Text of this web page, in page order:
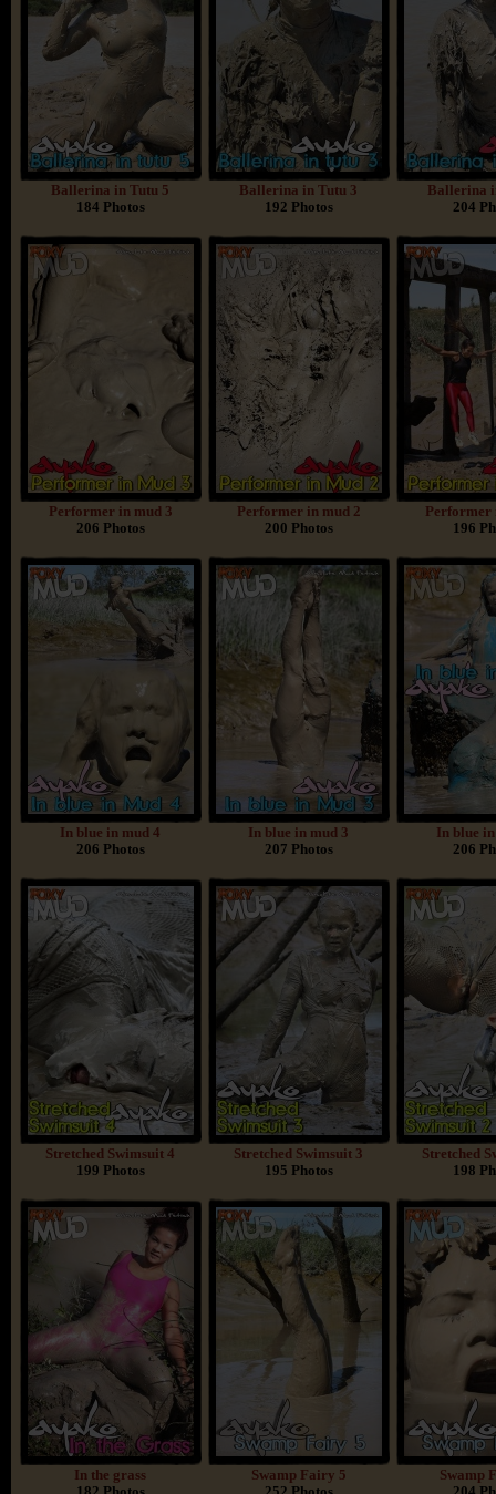
Ballerina in Tutu 5
184 Photos
Ballerina in Tutu 3
192 Photos
Ballerina
204
Performer in mud 3
206 Photos
Performer in mud 2
200 Photos
Performer
196
In blue in mud 4
206 Photos
In blue in mud 3
207 Photos
In blue
206
Stretched Swimsuit 4
199 Photos
Stretched Swimsuit 3
195 Photos
Stretched
198
In the grass
Swamp Fairy 5
Swamp